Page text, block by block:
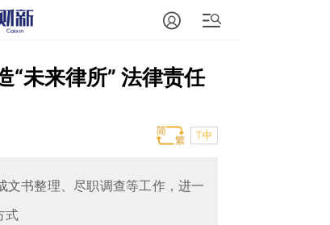
“未来律所” 法律责任
T中
文书整理、尽职调查等工作，进一
式